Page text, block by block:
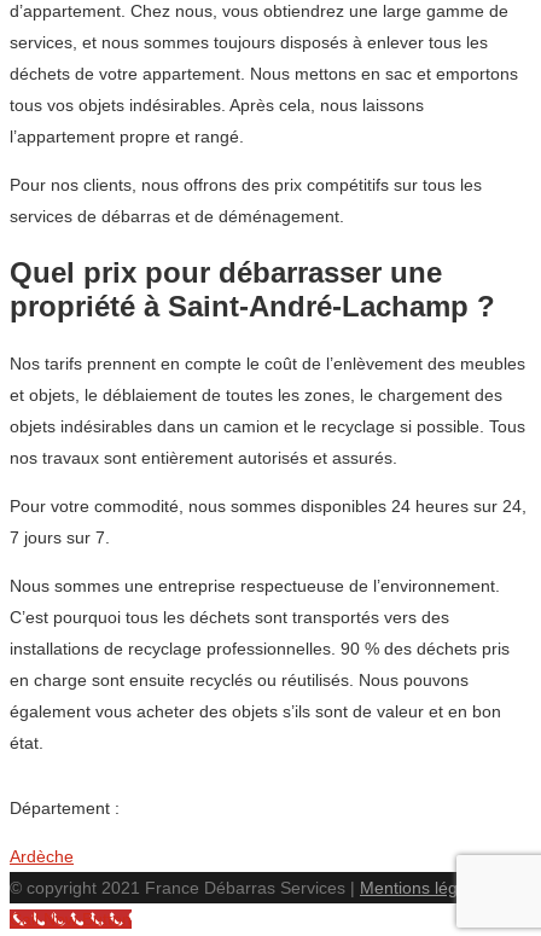
d’appartement. Chez nous, vous obtiendrez une large gamme de
services, et nous sommes toujours disposés à enlever tous les
déchets de votre appartement. Nous mettons en sac et emportons
tous vos objets indésirables. Après cela, nous laissons
l’appartement propre et rangé.
Pour nos clients, nous offrons des prix compétitifs sur tous les
services de débarras et de déménagement.
Quel prix pour débarrasser une
propriété à Saint-André-Lachamp ?
Nos tarifs prennent en compte le coût de l’enlèvement des meubles
et objets, le déblaiement de toutes les zones, le chargement des
objets indésirables dans un camion et le recyclage si possible. Tous
nos travaux sont entièrement autorisés et assurés.
Pour votre commodité, nous sommes disponibles 24 heures sur 24,
7 jours sur 7.
Nous sommes une entreprise respectueuse de l’environnement.
C’est pourquoi tous les déchets sont transportés vers des
installations de recyclage professionnelles. 90 % des déchets pris
en charge sont ensuite recyclés ou réutilisés. Nous pouvons
également vous acheter des objets s’ils sont de valeur et en bon
état.
Département :
Ardèche
© copyright 2021 France Débarras Services | Mentions légales
Call Now Button